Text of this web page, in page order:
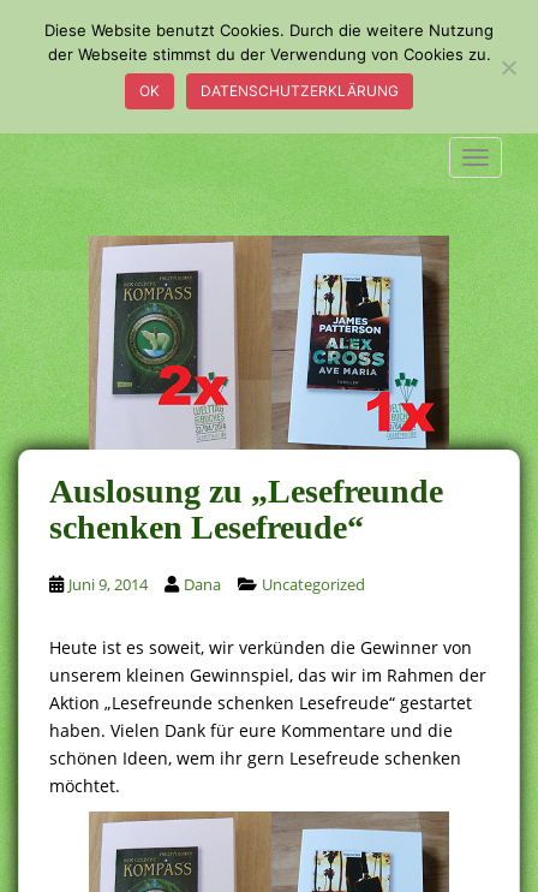
o
m
a
i
n
c
o
n
t
e
n
t
Auslosung zu „Lesefreunde
schenken Lesefreude“
Juni 9, 2014 Dana Uncategorized
Heute ist es soweit, wir verkünden die Gewinner von
unserem kleinen Gewinnspiel, das wir im Rahmen der
Aktion „Lesefreunde schenken Lesefreude“ gestartet
haben. Vielen Dank für eure Kommentare und die
schönen Ideen, wem ihr gern Lesefreude schenken
möchtet.
Diese Website benutzt Cookies. Durch die weitere Nutzung
der Webseite stimmst du der Verwendung von Cookies zu.
OK DATENSCHUTZERKLÄRUNG